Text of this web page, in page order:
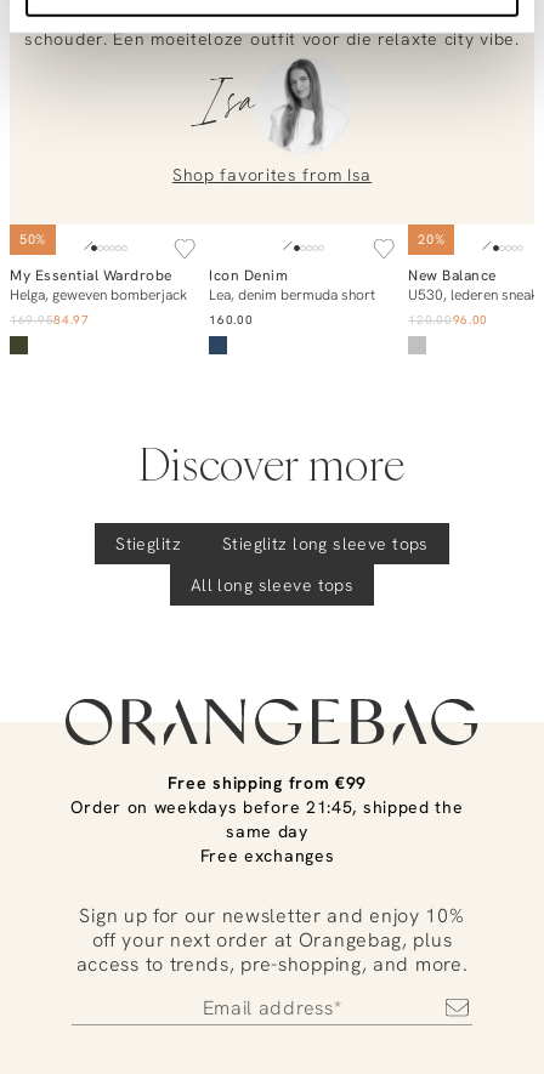
0851 303631 (Mon–Fri: 09:00–17:00). We’re happy to help!
sneaker bij en sla dat groene jacket nonchalant over je
schouder. Een moeiteloze outfit voor die relaxte city vibe.
Isa
Shop favorites from Isa
50%
Add to cart
My Essential Wardrobe
Helga, geweven bomberjack
169.9584.97
Add to cart
Icon Denim
Lea, denim bermuda short
160.00
20%
Add to
New Balance
120.0096.00
Discover more
Stieglitz Stieglitz long sleeve tops
All long sleeve tops
Free shipping from €99
Order on weekdays before 21:45, shipped the
same day
Free exchanges
Sign up for our newsletter and enjoy 10%
off your next order at Orangebag, plus
access to trends, pre-shopping, and more.